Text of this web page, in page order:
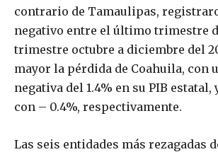
contrario de Tamaulipas,
negativo entre el último trimestre
trimestre octubre a diciembre del
mayor la pérdida de Coahuila, con
negativa del 1.4% en su PIB estatal,
con – 0.4%, respectivamente.
Las seis entidades más rezagadas